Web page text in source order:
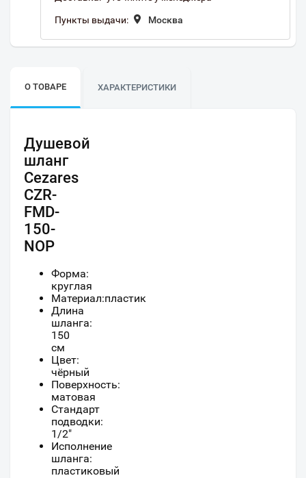
Пункты выдачи: Москва
О ТОВАРЕ ХАРАКТЕРИСТИКИ
Душевой
шланг
Cezares
CZR-
FMD-
150-
NOP
Форма:
круглая
Материал:пластик
Длина
шланга:
150
см
Цвет:
чёрный
Поверхность:
матовая
Стандарт
подводки:
1/2"
Исполнение
шланга:
пластиковый